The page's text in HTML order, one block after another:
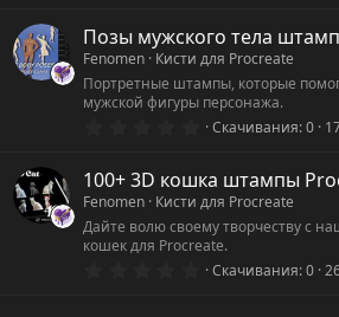
0
з
в
ё
з
Позы мужского тела
Fenomen Кисти для Procreate
Портретные штампы, которые
мужской фигуры персонажа.
0
0
з
в
ё
з
Скачивания 0
100+ 3D кошка штампы
Fenomen Кисти для Procreate
Дайте волю своему творчеству с
кошек для Procreate.
0Скачивания 0